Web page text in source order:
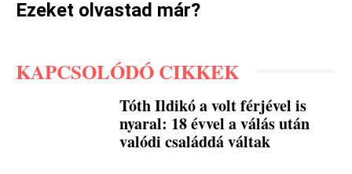
Ezeket olvastad már?
KAPCSOLÓDÓ CIKKEK
Tóth Ildikó a volt férjével is
nyaral: 18 évvel a válás után
valódi családdá váltak